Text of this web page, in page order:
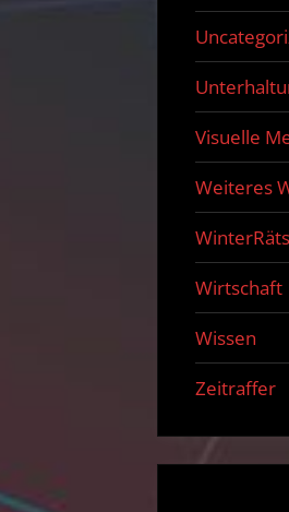
Visuelle
Weiteres
Wirtschaft
Wissen
Zeitraffer